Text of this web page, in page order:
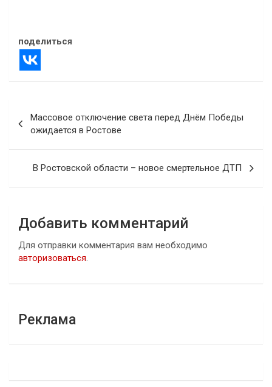
поделиться
по
записям
Массовое отключение света перед Днём Победы
ожидается в Ростове
В Ростовской области – новое смертельное ДТП
Добавить комментарий
Для отправки комментария вам необходимо
авторизоваться.
Реклама